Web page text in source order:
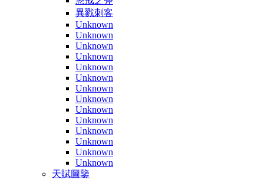
異戮刺客
Unknown
Unknown
Unknown
Unknown
Unknown
Unknown
Unknown
Unknown
Unknown
Unknown
Unknown
Unknown
Unknown
Unknown
天賦圖鑒